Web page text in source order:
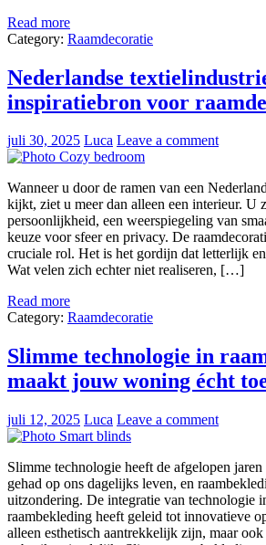
Read more
Category: Raamdecoratie
Nederlandse
inspiratiebron voor
juli 30, 2025 Luca Leave a comment
Wanneer u door de ramen van een
kijkt, ziet u meer dan alleen een interieur. U
persoonlijkheid, een weerspiegeling van
keuze voor sfeer en privacy. De
cruciale rol. Het is het gordijn dat letterlijk
Wat velen zich echter niet realiseren, […]
Read more
Category: Raamdecoratie
Slimme technologie in
maakt jouw woning écht
juli 12, 2025 Luca Leave a comment
Slimme technologie heeft de afgelopen
gehad op ons dagelijks leven, en
uitzondering. De integratie van technologie
raambekleding heeft geleid tot innovatieve
alleen esthetisch aantrekkelijk zijn, maar